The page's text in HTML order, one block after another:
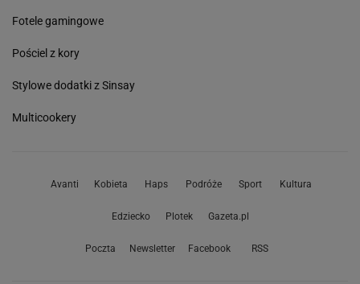
Fotele gamingowe
Pościel z kory
Stylowe dodatki z Sinsay
Multicookery
Avanti Kobieta Haps Podróże Sport Kultura
Edziecko Plotek Gazeta.pl
Poczta Newsletter Facebook RSS